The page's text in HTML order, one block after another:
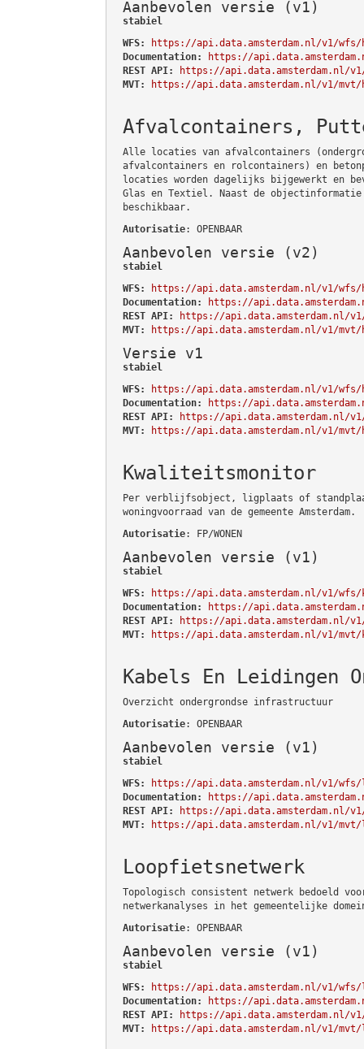
Aanbevolen versie (v1)
stabiel
WFS:
https://api.data.amsterdam.nl/v1/wfs/
Documentation:
https://
REST API:
https://api.data.amsterdam.nl/
MVT:
https://api.data.amsterdam.nl/v1/mvt/
Afvalcontainers,
Alle locaties van afvalcontainers
afvalcontainers en rolcontainers) en
locaties worden dagelijks bijgewerkt en
Glas en Textiel. Naast de objectinformatie
beschikbaar.
Autorisatie: OPENBAAR
Aanbevolen versie (v2)
stabiel
WFS:
https://api.data.amsterdam.nl/v1/
Documentation:
https://
REST API:
https://api.data.amsterdam.nl/
MVT:
https://api.data.amsterdam.nl/v1/
Versie v1
stabiel
WFS:
https://api.data.amsterdam.nl/v1/
Documentation:
https://
REST API:
https://api.data.amsterdam.nl/
MVT:
https://api.data.amsterdam.nl/v1/
Kwaliteitsmonitor
Per verblijfsobject, ligplaats of
woningvoorraad van de gemeente Amsterdam.
Autorisatie: FP/WONEN
Aanbevolen versie (v1)
stabiel
WFS:
https://api.data.amsterdam.nl/v1/
Documentation:
https://
REST API:
https://api.data.amsterdam.nl/
MVT:
https://api.data.amsterdam.nl/v1/
Kabels En Leidingen
Overzicht ondergrondse infrastructuur
Autorisatie: OPENBAAR
Aanbevolen versie (v1)
stabiel
WFS:
https://api.data.amsterdam.nl/v1/
Documentation:
https://
REST API:
https://api.data.amsterdam.nl/
MVT:
https://api.data.amsterdam.nl/v1/
Loopfietsnetwerk
Topologisch consistent netwerk bedoeld
netwerkanalyses in het gemeentelijke
Autorisatie: OPENBAAR
Aanbevolen versie (v1)
stabiel
WFS:
https://api.data.amsterdam.nl/v1/
Documentation:
https://
REST API:
https://api.data.amsterdam.nl/
MVT:
https://api.data.amsterdam.nl/v1/